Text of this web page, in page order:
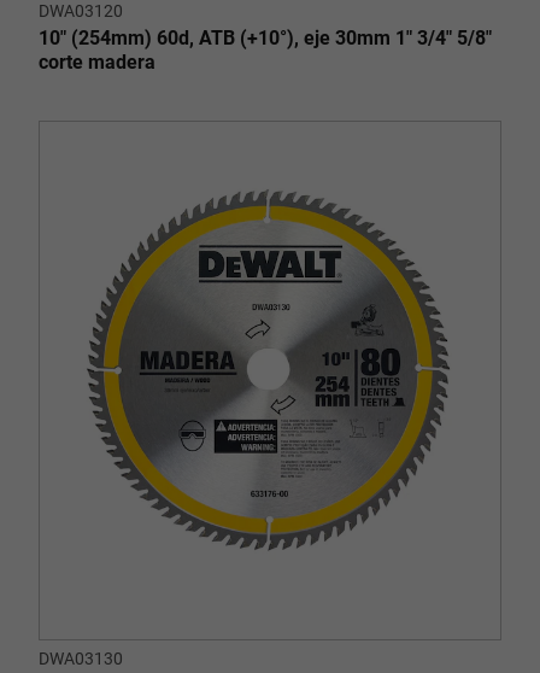
DWA03120
10" (254mm) 60d, ATB (+10°), eje 30mm 1" 3/4" 5/8"
corte madera
DWA03130